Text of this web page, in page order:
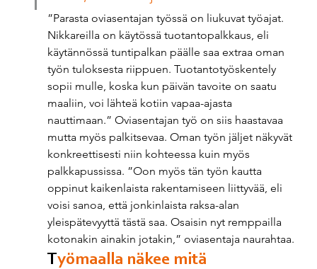
”Parasta oviasentajan työssä on liukuvat työajat.
Nikkareilla on käytössä tuotantopalkkaus, eli
käytännössä tuntipalkan päälle saa extraa oman
työn tuloksesta riippuen. Tuotantotyöskentely
sopii mulle, koska kun päivän tavoite on saatu
maaliin, voi lähteä kotiin vapaa-ajasta
nauttimaan.” Oviasentajan työ on siis haastavaa
mutta myös palkitsevaa. Oman työn jäljet näkyvät
konkreettisesti niin kohteessa kuin myös
palkkapussissa. ”Oon myös tän työn kautta
oppinut kaikenlaista rakentamiseen liittyvää, eli
voisi sanoa, että jonkinlaista raksa-alan
yleispätevyyttä tästä saa. Osaisin nyt remppailla
kotonakin ainakin jotakin,” oviasentaja naurahtaa.
Työmaalla näkee mitä